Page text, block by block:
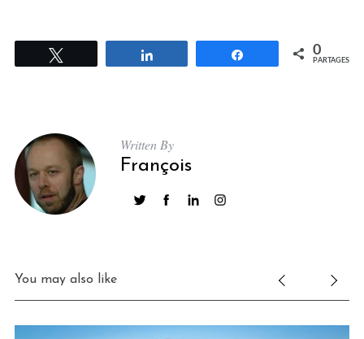
Partagez 0
PARTAGES
Written By
François
You may also like